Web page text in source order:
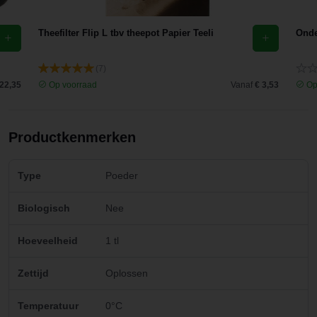
Theefilter Flip L tbv theepot Papier Teeli
Op voorraad
Vanaf € 3,53
Productkenmerken
Type Poeder
Biologisch Nee
Hoeveelheid 1 tl
Zettijd Oplossen
Temperatuur
0°C